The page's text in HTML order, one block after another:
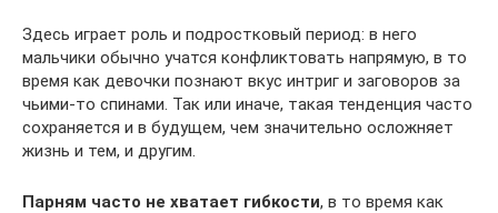
Здесь играет роль и подростковый период: в него
мальчики обычно учатся конфликтовать напрямую, в то
время как девочки познают вкус интриг и заговоров за
чьими-то спинами. Так или иначе, такая тенденция часто
сохраняется и в будущем, чем значительно осложняет
жизнь и тем, и другим.
Парням часто не хватает гибкости, в то время как